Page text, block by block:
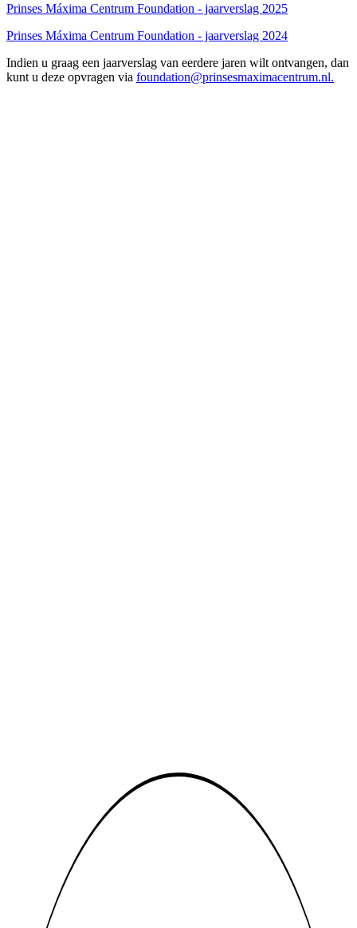
Prinses Máxima Centrum Foundation - jaarverslag 2025
Prinses Máxima Centrum Foundation - jaarverslag 2024
Indien u graag een jaarverslag van eerdere jaren wilt ontvangen, dan
kunt u deze opvragen via foundation@prinsesmaximacentrum.nl.